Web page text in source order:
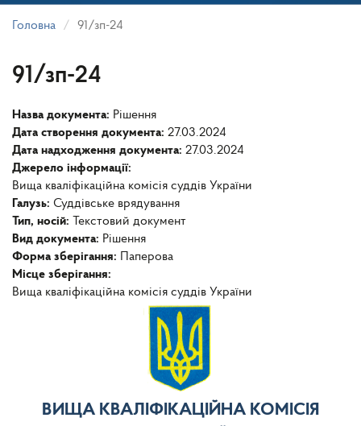
Головна 91/зп-24
91/зп-24
Назва документа: Рішення
Дата створення документа: 27.03.2024
Дата надходження документа: 27.03.2024
Джерело інформації:
Вища кваліфікаційна комісія суддів України
Галузь: Суддівське врядування
Тип, носій:
Текстовий документ
Вид документа: Рішення
Форма зберігання:
Паперова
Місце зберігання:
Вища кваліфікаційна комісія суддів України
ВИЩА КВАЛІФІКАЦІЙНА КОМІСІЯ